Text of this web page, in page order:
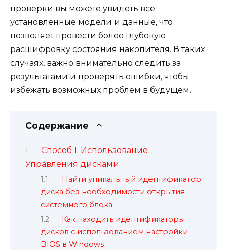
проверки вы можете увидеть все
установленные модели и данные, что
позволяет провести более глубокую
расшифровку состояния накопителя. В таких
случаях, важно внимательно следить за
результатами и проверять ошибки, чтобы
избежать возможных проблем в будущем.
Содержание
Способ 1: Использование
Управления дисками
Найти уникальный идентификатор
диска без необходимости открытия
системного блока
Как находить идентификаторы
дисков с использованием настройки
BIOS в Windows